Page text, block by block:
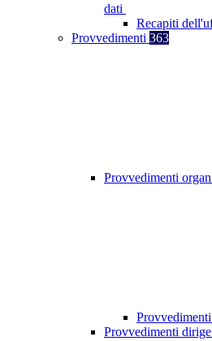
dati
Recapiti
Provvedimenti 363
Provvedimenti
Provvedimenti